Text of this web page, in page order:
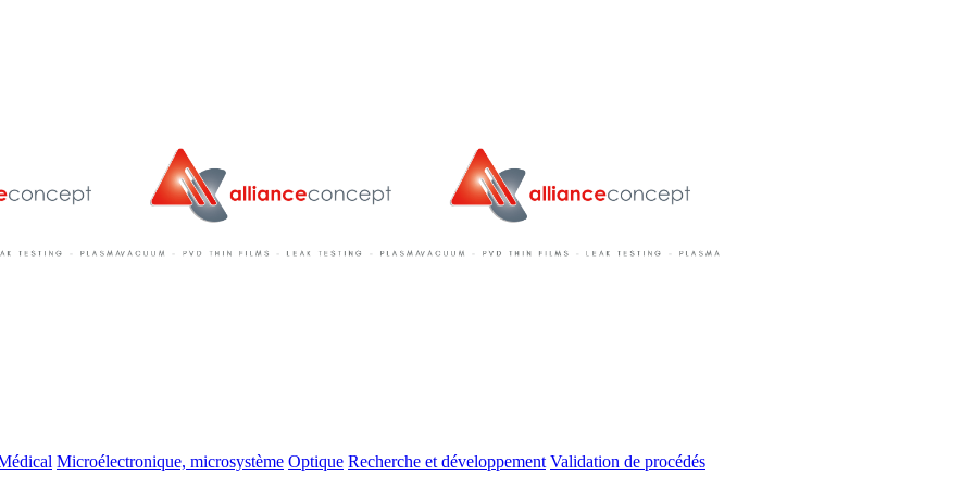
Microélectronique, microsystème Optique Recherche et développement Validation de procédés